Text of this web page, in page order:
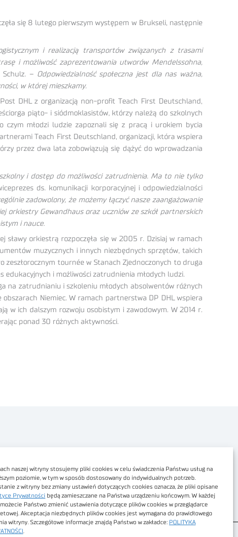
naszej witryny stosujemy pliki cookies w celu świadczenia Państwu usług na
poziomie, w tym w sposób dostosowany do indywidualnych potrzeb.
z witryny bez zmiany ustawień dotyczących cookies oznacza, że pliki opisane
Prywatności będą zamieszczane na Państwa urządzeniu końcowym. W każdej
Państwo zmienić ustawienia dotyczące plików cookies w przeglądarce
Akceptacja niezbędnych plików cookies jest wymagana do prawidłowego
witryny. Szczegółowe informacje znajdą Państwo w zakładce: POLITYKA
się 8 lutego pierwszym występem w Brukseli, następnie
i realizacją transportów związanych z trasami
i możliwość zaprezentowania utworów Mendelssohna,
– Odpowiedzialność społeczna jest dla nas ważna,
w której mieszkamy.
DHL z organizacją non-profit Teach First Deutschland,
piąto- i siódmoklasistów, którzy należą do szkolnych
czym młodzi ludzie zapoznali się z pracą i urokiem bycia
Teach First Deutschland, organizacji, która wspiera
przez dwa lata zobowiązują się dążyć do wprowadzania
i dostęp do możliwości zatrudnienia. Ma to nie tylko
ds. komunikacji korporacyjnej i odpowiedzialności
zadowolony, że możemy łączyć nasze zaangażowanie
orkiestry Gewandhaus oraz uczniów ze szkół partnerskich
i nauce.
orkiestrą rozpoczęła się w 2005 r. Dzisiaj w ramach
muzycznych i innych niezbędnych sprzętów, takich
zeszłorocznym tournée w Stanach Zjednoczonych to druga
edukacyjnych i możliwości zatrudnienia młodych ludzi.
zatrudnianiu i szkoleniu młodych absolwentów różnych
Niemiec. W ramach partnerstwa DP DHL wspiera
w ich dalszym rozwoju osobistym i zawodowym. W 2014 r.
ponad 30 różnych aktywności.
Dostępność cyfrowa
Regulamin Portalu
Regulamin sklepu